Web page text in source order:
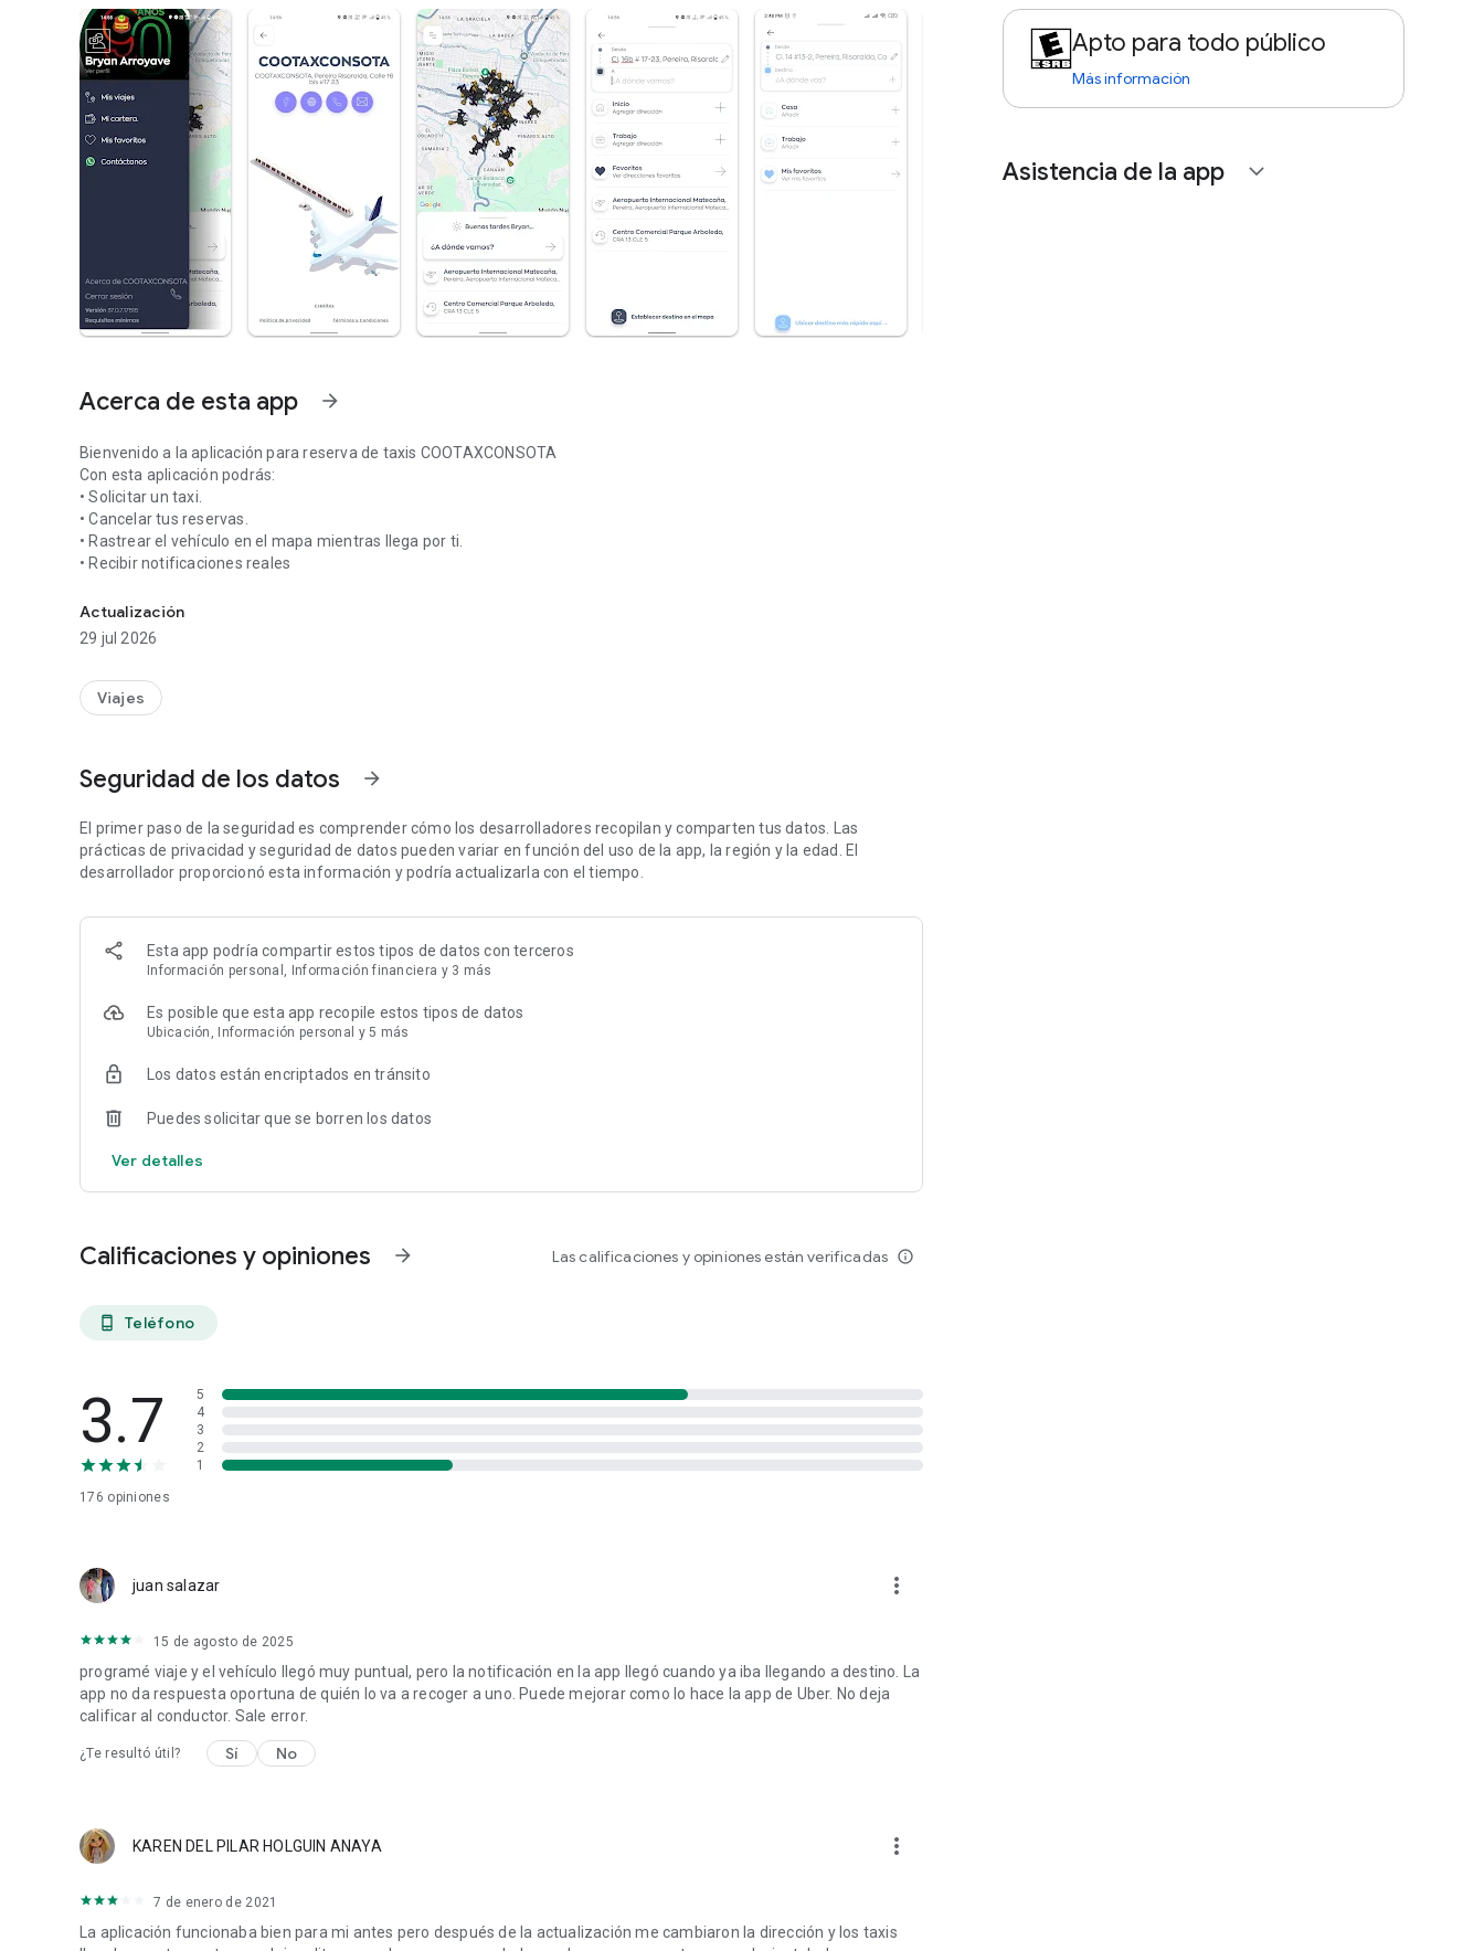
Acerca de esta app arrow_forward
Bienvenido a la aplicación para reserva de taxis COOTAXCONSOTA
Con esta aplicación podrás:
• Solicitar un taxi.
• Cancelar tus reservas.
• Rastrear el vehículo en el mapa mientras llega por ti.
• Recibir notificaciones reales
Actualización
29 jul 2026
Viajes
Seguridad de los datos arrow_forward
El primer paso de la seguridad es comprender cómo los desarrolladores recopilan y comparten tus datos. Las
prácticas de privacidad y seguridad de datos pueden variar en función del uso de la app, la región y la edad. El
desarrollador proporcionó esta información y podría actualizarla con el tiempo.
Esta app podría compartir estos tipos de datos con terceros
Información personal, Información financiera y 3 más
Es posible que esta app recopile estos tipos de datos
Ubicación, Información personal y 5 más
Los datos están encriptados en tránsito
Puedes solicitar que se borren los datos
Ver detalles
Calificaciones y opiniones arrow_forward Las calificaciones y opiniones están verificadas info_outline
phone_android Teléfono
3.7
176 opiniones
5
4
3
2
1
juan salazar more_vert
15 de agosto de 2025
programé viaje y el vehículo llegó muy puntual, pero la notificación en la app llegó cuando ya iba llegando a destino. La
app no da respuesta oportuna de quién lo va a recoger a uno. Puede mejorar como lo hace la app de Uber. No deja
calificar al conductor. Sale error.
¿Te resultó útil? Sí No
KAREN DEL PILAR HOLGUIN ANAYA more_vert
7 de enero de 2021
La aplicación funcionaba bien para mi antes pero después de la actualización me cambiaron la dirección y los taxis
Apto para todo público
Más información
Asistencia de la app expand_more